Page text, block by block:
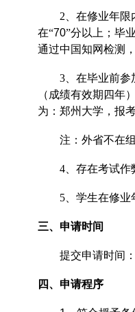
2 、在修业年限
在“70”分以上；毕
通过中国知网检测
3 、在毕业前
（成绩有效期四年
为：郑州大学，报
注：外省不在
4 、存在考试作
5 、学生在修
三、 申请时间
提交申请时间
四、申请程序